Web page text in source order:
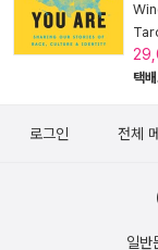
택배
로그인 전체
일반